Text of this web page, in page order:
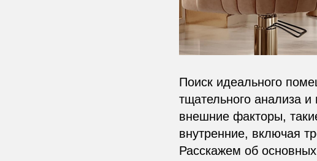
Поиск идеального
тщательного анализа
внешние факторы,
внутренние, включая
Расскажем об